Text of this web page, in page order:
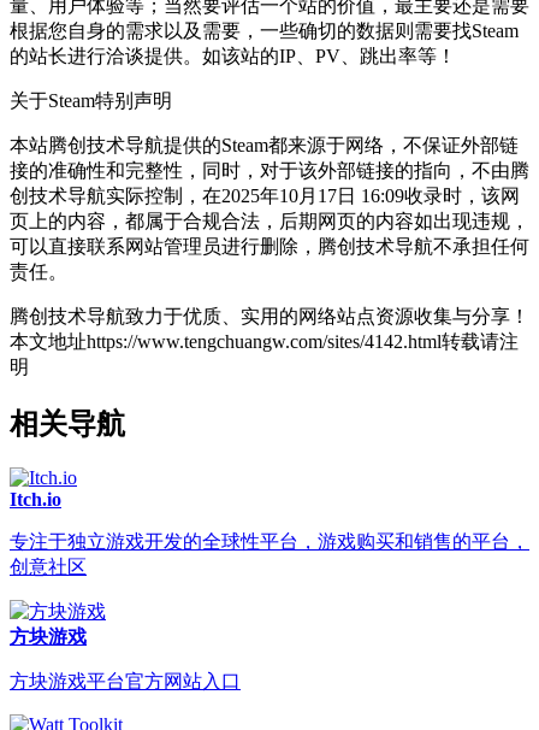
量、用户体验等；当然要评估一个站的价值，最主要还是需要
根据您自身的需求以及需要，一些确切的数据则需要找Steam
的站长进行洽谈提供。如该站的IP、PV、跳出率等！
关于Steam特别声明
本站腾创技术导航提供的Steam都来源于网络，不保证外部链
接的准确性和完整性，同时，对于该外部链接的指向，不由腾
创技术导航实际控制，在2025年10月17日 16:09收录时，该网
页上的内容，都属于合规合法，后期网页的内容如出现违规，
可以直接联系网站管理员进行删除，腾创技术导航不承担任何
责任。
腾创技术导航致力于优质、实用的网络站点资源收集与分享！
本文地址https://www.tengchuangw.com/sites/4142.html转载请注
明
相关导航
Itch.io
专注于独立游戏开发的全球性平台，游戏购买和销售的平台，
创意社区
方块游戏
方块游戏平台官方网站入口